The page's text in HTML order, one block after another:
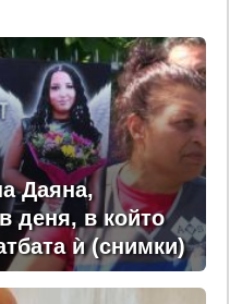
Даяна,
деня, в който
ѝ (снимки)